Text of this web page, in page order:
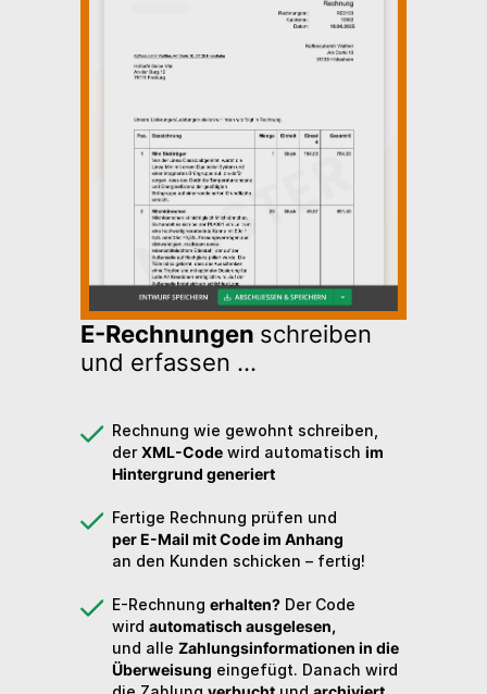
E-Rechnungen schreiben
und erfassen ...
Rechnung wie gewohnt schreiben,
derXML-Code wird automatisch im
Hintergrund generiert
Fertige Rechnung prüfen und
per E-Mail mit Code im Anhang
an den Kunden schicken – fertig!
E-Rechnung erhalten? Der Code
wird automatisch ausgelesen,
und alle Zahlungsinformationen in die
Überweisung eingefügt. Danach wird